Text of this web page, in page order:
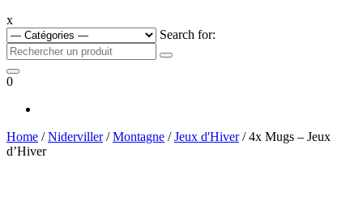
x
Search for:
0
Home /Niderviller/Montagne /Jeux d'Hiver/ 4x Mugs – Jeux
d’Hiver